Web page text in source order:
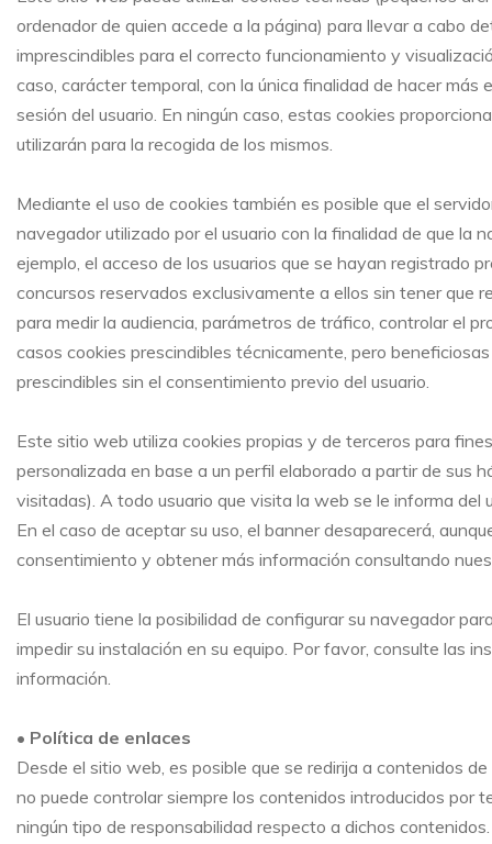
ordenador de quien accede a la página) para llevar a cabo
imprescindibles para el correcto funcionamiento y
caso, carácter temporal, con la única finalidad de hacer
sesión del usuario. En ningún caso, estas cookies
utilizarán para la recogida de los mismos.
Mediante el uso de cookies también es posible que el
navegador utilizado por el usuario con la finalidad de que la
ejemplo, el acceso de los usuarios que se hayan registrado
concursos reservados exclusivamente a ellos sin tener que
para medir la audiencia, parámetros de tráfico, controlar el
casos cookies prescindibles técnicamente, pero
prescindibles sin el consentimiento previo del usuario.
Este sitio web utiliza cookies propias y de terceros para
personalizada en base a un perfil elaborado a partir de sus
visitadas). A todo usuario que visita la web se le informa
En el caso de aceptar su uso, el banner desaparecerá,
consentimiento y obtener más información consultando
El usuario tiene la posibilidad de configurar su navegador
impedir su instalación en su equipo. Por favor, consulte las
información.
• Política de enlaces
Desde el sitio web, es posible que se redirija a contenidos
no puede controlar siempre los contenidos introducidos por
ningún tipo de responsabilidad respecto a dichos